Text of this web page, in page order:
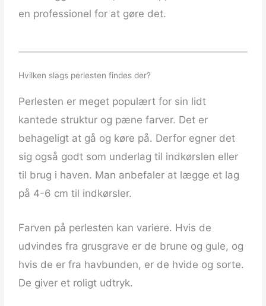
en professionel for at gøre det.
Hvilken slags perlesten findes der?
Perlesten er meget populært for sin lidt
kantede struktur og pæne farver. Det er
behageligt at gå og køre på. Derfor egner det
sig også godt som underlag til indkørslen eller
til brug i haven. Man anbefaler at lægge et lag
på 4-6 cm til indkørsler.
Farven på perlesten kan variere. Hvis de
udvindes fra grusgrave er de brune og gule, og
hvis de er fra havbunden, er de hvide og sorte.
De giver et roligt udtryk.